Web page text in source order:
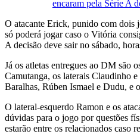
encaram pela Série A
O atacante Erick, punido com dois
só poderá jogar caso o Vitória
A decisão deve sair no sábado,
Já os atletas entregues ao DM são
Camutanga, os laterais Claudinho
Baralhas, Rúben Ismael e Dudu, e
O lateral-esquerdo Ramon e os
dúvidas para o jogo por questões
estarão entre os relacionados caso